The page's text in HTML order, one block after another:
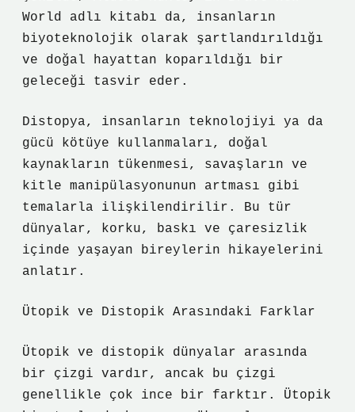
World adlı kitabı da, insanların
biyoteknolojik olarak şartlandırıldığı
ve doğal hayattan koparıldığı bir
geleceği tasvir eder.
Distopya, insanların teknolojiyi ya da
gücü kötüye kullanmaları, doğal
kaynakların tükenmesi, savaşların ve
kitle manipülasyonunun artması gibi
temalarla ilişkilendirilir. Bu tür
dünyalar, korku, baskı ve çaresizlik
içinde yaşayan bireylerin hikayelerini
anlatır.
Ütopik ve Distopik Arasındaki Farklar
Ütopik ve distopik dünyalar arasında
bir çizgi vardır, ancak bu çizgi
genellikle çok ince bir farktır. Ütopik